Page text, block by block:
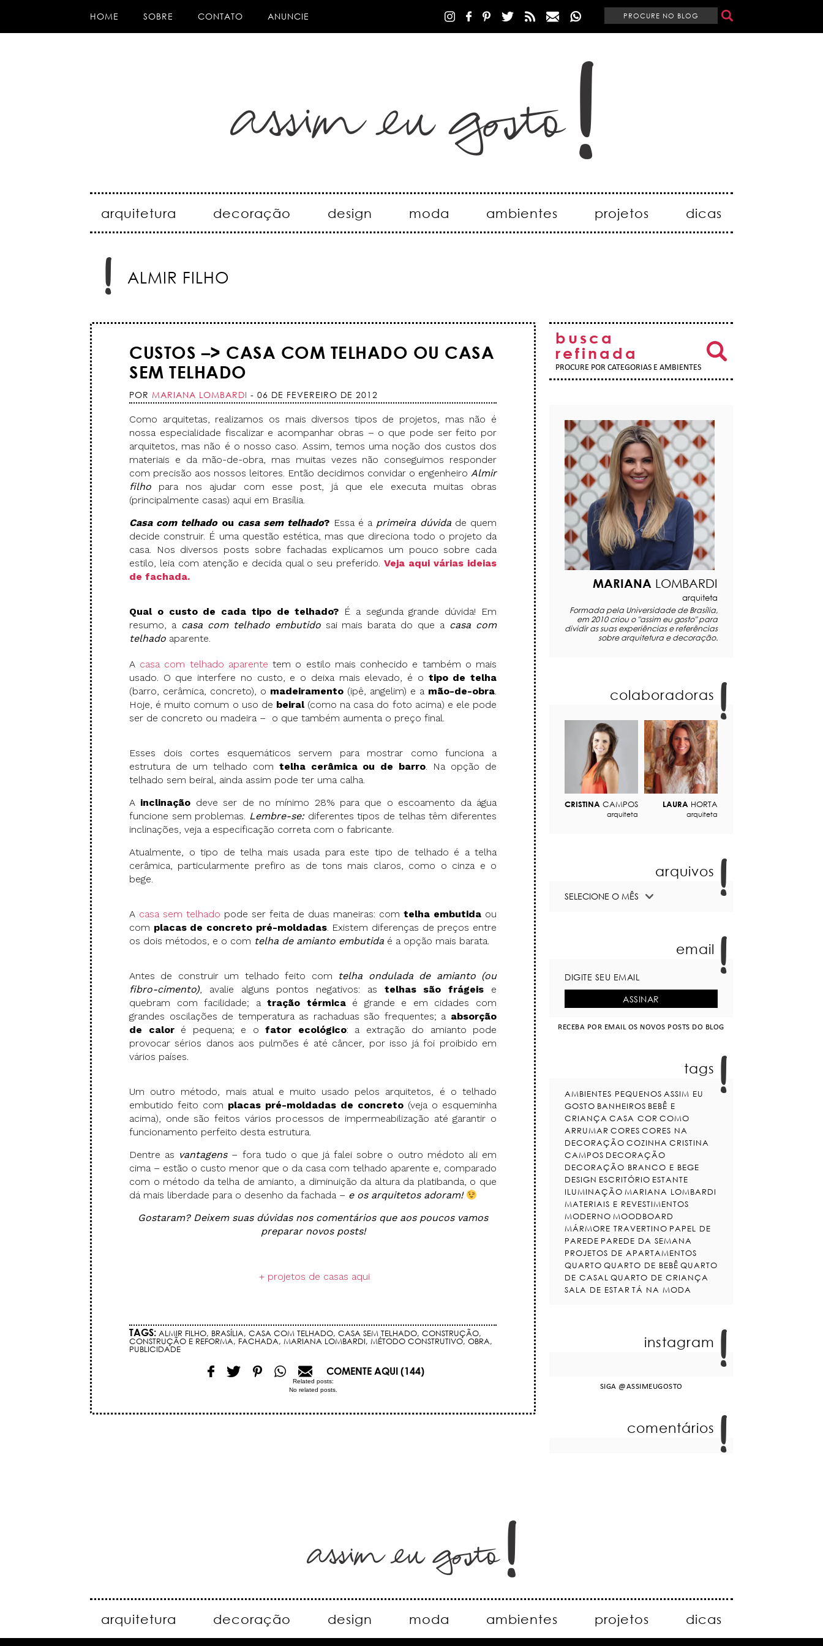
HOME SOBRE CONTATO ANUNCIE
arquitetura decoração design moda ambientes projetos dicas
ALMIR FILHO
CUSTOS –> CASA COM TELHADO OU CASA
SEM TELHADO
POR MARIANA LOMBARDI - 06 DE FEVEREIRO DE 2012
Como arquitetas, realizamos os mais diversos tipos de projetos, mas não é
nossa especialidade fiscalizar e acompanhar obras – o que pode ser feito por
arquitetos, mas não é o nosso caso. Assim, temos uma noção dos custos dos
materiais e da mão-de-obra, mas muitas vezes não conseguimos responder
com precisão aos nossos leitores. Então decidimos convidar o engenheiro Almir
filho para nos ajudar com esse post, já que ele executa muitas obras
(principalmente casas) aqui em Brasília.
Casa com telhadoou casa sem telhado? Essa é a primeira dúvidade quem
decide construir. É uma questão estética, mas que direciona todo o projeto da
casa. Nos diversos posts sobre fachadas explicamos um pouco sobre cada
estilo, leia com atenção e decida qual o seu preferido.Veja aqui várias ideias
de fachada.
Qual o custo de cada tipo de telhado? É a segunda grande dúvida! Em
resumo, a casa com telhado embutido sai mais barata do que a casa com
telhado aparente.
A casa com telhado aparente tem o estilo mais conhecido e também o mais
usado. O que interfere no custo, e o deixa mais elevado, é o tipo de telha
(barro, cerâmica, concreto), o madeiramento (ipê, angelim) e a mão-de-obra.
Hoje, é muito comum o uso de beiral(como na casa do foto acima) e ele pode
ser de concreto ou madeira – o que também aumenta o preço final.
Esses dois cortes esquemáticos servem para mostrar como funciona a
estrutura de um telhado com telha cerâmica ou de barro. Na opção de
telhado sem beiral, ainda assim pode ter uma calha.
A inclinação deve ser de no mínimo 28% para que o escoamento da água
funcione sem problemas. Lembre-se:diferentes tipos de telhas têm diferentes
inclinações, veja a especificação correta com o fabricante.
Atualmente, o tipo de telha mais usada para este tipo de telhado é a telha
cerâmica, particularmente prefiro as de tons mais claros, como o cinza e o
bege.
A casa sem telhado pode ser feita de duas maneiras: com telha embutida ou
com placas de concreto pré-moldadas. Existem diferenças de preços entre
os dois métodos, e o com telha de amianto embutida é a opção mais barata.
Antes de construir um telhado feito com telha ondulada de amianto (ou
fibro-cimento), avalie alguns pontos negativos: as telhas são frágeis e
quebram com facilidade; atração térmicaé grande e em cidades com
grandes oscilações de temperatura as rachaduas são frequentes; a absorção
de caloré pequena; e o fator ecológico: a extração do amianto pode
provocar sérios danos aos pulmões é até câncer, por isso já foi proibido em
vários países.
Um outro método, mais atual e muito usado pelos arquitetos, é o telhado
embutido feito com placas pré-moldadas de concreto (veja o esqueminha
acima), onde são feitos vários processos de impermeabilização até garantir o
funcionamento perfeito desta estrutura.
Dentre as vantagens– fora tudo o que já falei sobre o outro médoto ali em
cima – estão o custo menor que o da casa com telhado aparente e, comparado
com o método da telha de amianto, a diminuição da altura da platibanda, o que
dá mais liberdade para o desenho da fachada – e os arquitetos adoram!
Gostaram? Deixem suas dúvidas nos comentários que aos poucos vamos
preparar novos posts!
+ projetos de casas aqui
TAGS: ALMIR FILHO, BRASÍLIA, CASA COM TELHADO, CASA SEM TELHADO, CONSTRUÇÃO,
CONSTRUÇÃO E REFORMA, FACHADA, MARIANA LOMBARDI, MÉTODO CONSTRUTIVO, OBRA,
PUBLICIDADE
COMENTE AQUI (144)
Related posts:
No related posts.
busca
refinada
PROCURE POR CATEGORIAS E AMBIENTES
MARIANA LOMBARDI
arquiteta
Formada pela Universidade de Brasília,
em 2010 criou o "assim eu gosto" para
dividir as suas experiências e referências
sobre arquitetura e decoração.
colaboradoras
CRISTINA CAMPOS
arquiteta
LAURA HORTA
arquiteta
arquivos
email
RECEBA POR EMAIL OS NOVOS POSTS DO BLOG
tags
AMBIENTES PEQUENOS ASSIM EU
GOSTO BANHEIROS BEBÊ E
CRIANÇA CASA COR COMO
ARRUMAR CORES CORES NA
DECORAÇÃO COZINHA CRISTINA
CAMPOS DECORAÇÃO
DECORAÇÃO BRANCO E BEGE
DESIGN ESCRITÓRIO ESTANTE
ILUMINAÇÃO MARIANA LOMBARDI
MATERIAIS E REVESTIMENTOS
MODERNO MOODBOARD
MÁRMORE TRAVERTINO PAPEL DE
PAREDE PAREDE DA SEMANA
PROJETOS DE APARTAMENTOS
QUARTO QUARTO DE BEBÊ QUARTO
DE CASAL QUARTO DE CRIANÇA
SALA DE ESTAR TÁ NA MODA
instagram
SIGA @ASSIMEUGOSTO
comentários
arquitetura decoração design moda ambientes projetos dicas